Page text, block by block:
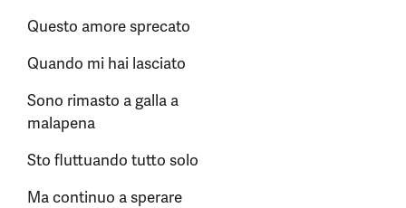
Questo amore sprecato
Quando mi hai lasciato
Sono rimasto a galla a
malapena
Sto fluttuando tutto solo
Ma continuo a sperare